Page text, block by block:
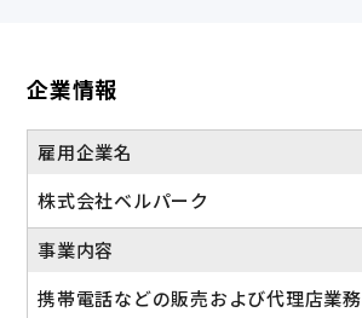
企業情報
雇用企業名
株式会社ベルパーク
事業内容
携帯電話などの販売および代理店業務